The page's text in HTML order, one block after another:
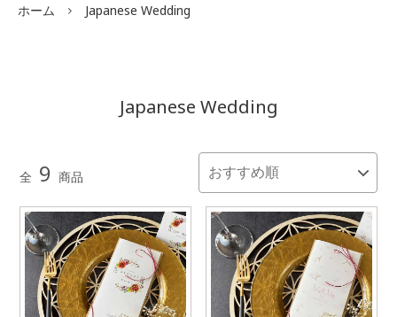
ホーム Japanese Wedding
Japanese Wedding
全 9 商品